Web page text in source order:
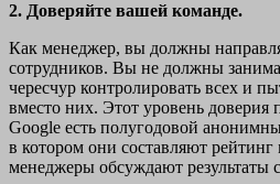
2. Доверяйте вашей команде.
Как менеджер, вы должны
сотрудников. Вы не должны
чересчур контролировать всех и
вместо них. Этот уровень доверия
Google есть полугодовой
в котором они составляют рейтинг
менеджеры обсуждают результаты